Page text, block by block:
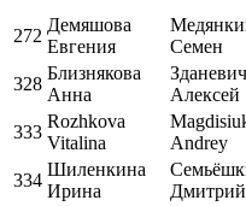
272
Демяшова
Евгения
Семен
328
Близнякова
Анна
Зданевич
Алексей
333
Rozhkova
Vitalina
Andrey
334
Шиленкина
Ирина
Дмитрий